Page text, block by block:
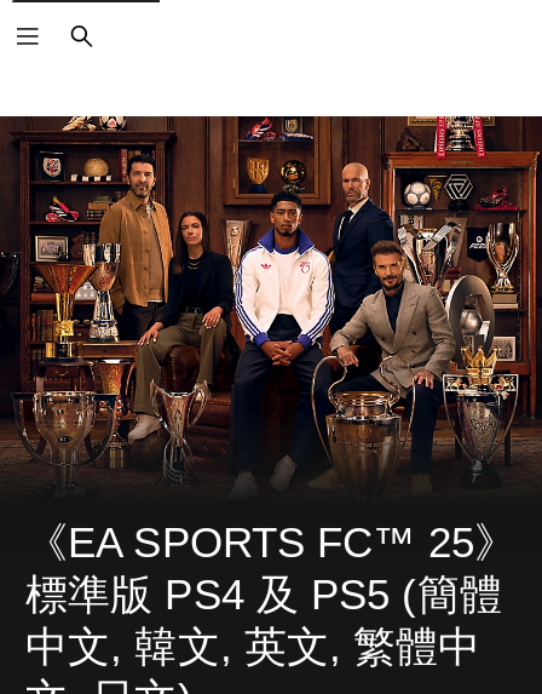
搜
尋
《EA SPORTS FC™ 25》
標準版 PS4 及 PS5 (簡體
中文, 韓文, 英文, 繁體中